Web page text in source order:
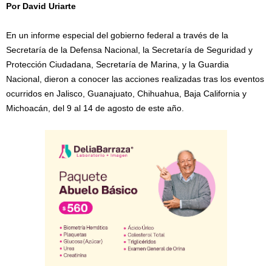
Por David Uriarte
En un informe especial del gobierno federal a través de la
Secretaría de la Defensa Nacional, la Secretaría de Seguridad y
Protección Ciudadana, Secretaría de Marina, y la Guardia
Nacional, dieron a conocer las acciones realizadas tras los eventos
ocurridos en Jalisco, Guanajuato, Chihuahua, Baja California y
Michoacán, del 9 al 14 de agosto de este año.